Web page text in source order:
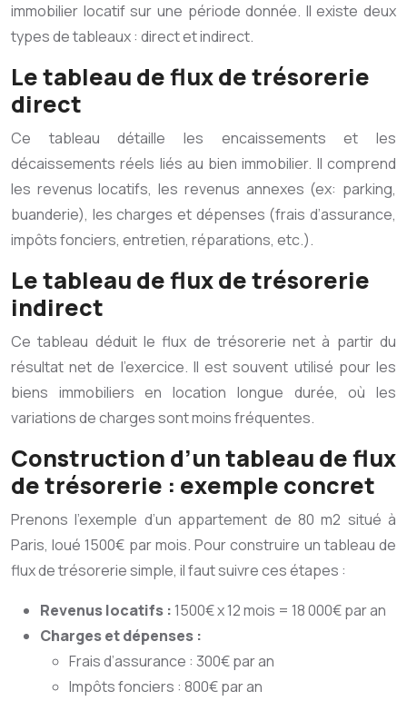
immobilier locatif sur une période donnée. Il existe deux
types de tableaux : direct et indirect.
Le tableau de flux de trésorerie
direct
Ce tableau détaille les encaissements et les
décaissements réels liés au bien immobilier. Il comprend
les revenus locatifs, les revenus annexes (ex: parking,
buanderie), les charges et dépenses (frais d’assurance,
impôts fonciers, entretien, réparations, etc.).
Le tableau de flux de trésorerie
indirect
Ce tableau déduit le flux de trésorerie net à partir du
résultat net de l’exercice. Il est souvent utilisé pour les
biens immobiliers en location longue durée, où les
variations de charges sont moins fréquentes.
Construction d’un tableau de flux
de trésorerie : exemple concret
Prenons l’exemple d’un appartement de 80 m2 situé à
Paris, loué 1500€ par mois. Pour construire un tableau de
flux de trésorerie simple, il faut suivre ces étapes :
Revenus locatifs : 1500€ x 12 mois = 18 000€ par an
Charges et dépenses :
Frais d’assurance : 300€ par an
Impôts fonciers : 800€ par an